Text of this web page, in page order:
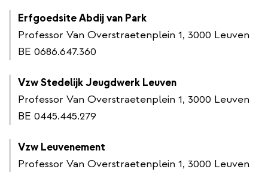
Erfgoedsite Abdij van Park
Professor Van Overstraetenplein 1, 3000 Leuven
BE 0686.647.360
Vzw Stedelijk Jeugdwerk Leuven
Professor Van Overstraetenplein 1, 3000 Leuven
BE 0445.445.279
Vzw Leuvenement
Professor Van Overstraetenplein 1, 3000 Leuven